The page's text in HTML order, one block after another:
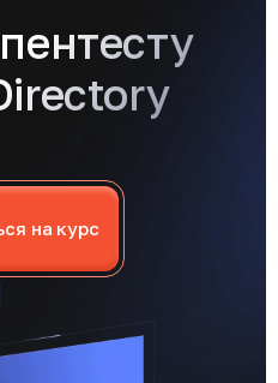
на курс